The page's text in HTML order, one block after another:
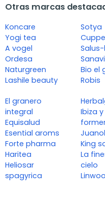
Otras marcas
Koncare
Yogi tea
A vogel
Ordesa
Naturgreen
Lashile beauty
Sotya
Sanavi
Bio el
Robis
El granero
integral
Equisalud
Esential aroms
Forte pharma
Haritea
Heliosar
spagyrica
Ibiza y
King
La
cielo